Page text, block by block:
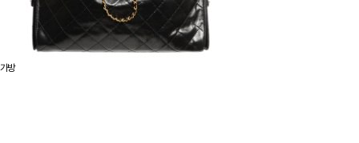
가방